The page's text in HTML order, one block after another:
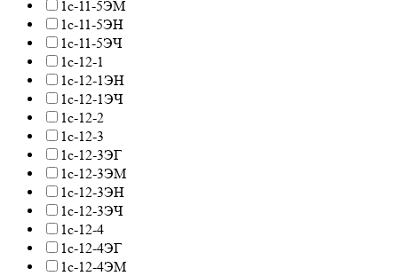
1с-11-5ЭМ
1с-11-5ЭН
1с-11-5ЭЧ
1с-12-1
1с-12-1ЭН
1с-12-1ЭЧ
1с-12-2
1с-12-3
1с-12-3ЭГ
1с-12-3ЭМ
1с-12-3ЭН
1с-12-3ЭЧ
1с-12-4
1с-12-4ЭГ
1с-12-4ЭМ